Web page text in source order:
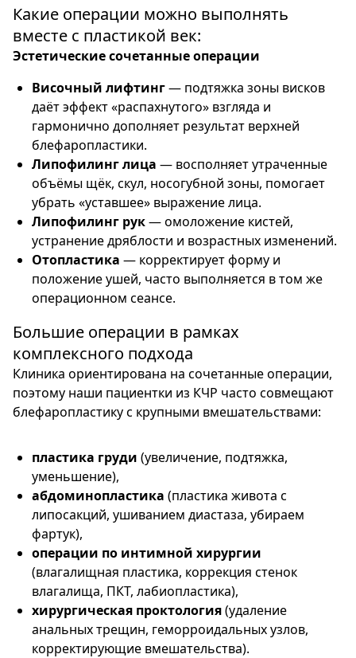
Какие операции можно выполнять
вместе с пластикой век:
Эстетические сочетанные операции
Височный лифтинг— подтяжка зоны висков
даёт эффект «распахнутого» взгляда и
гармонично дополняет результат верхней
блефаропластики.
Липофилинг лица — восполняет утраченные
объёмы щёк, скул, носогубной зоны, помогает
убрать «уставшее» выражение лица.
Липофилинг рук— омоложение кистей,
устранение дряблости и возрастных изменений.
Отопластика — корректирует форму и
положение ушей, часто выполняется в том же
операционном сеансе.
Большие операции в рамках
комплексного подхода
Клиника ориентирована на сочетанные операции,
поэтому наши пациентки из КЧР часто совмещают
блефаропластику с крупными вмешательствами:
пластика груди (увеличение, подтяжка,
уменьшение),
абдоминопластика (пластика живота с
липосакций, ушиванием диастаза, убираем
фартук),
операции по интимной хирургии
(влагалищная пластика, коррекция стенок
влагалища, ПКТ, лабиопластика),
хирургическая проктология(удаление
анальных трещин, геморроидальных узлов,
корректирующие вмешательства).